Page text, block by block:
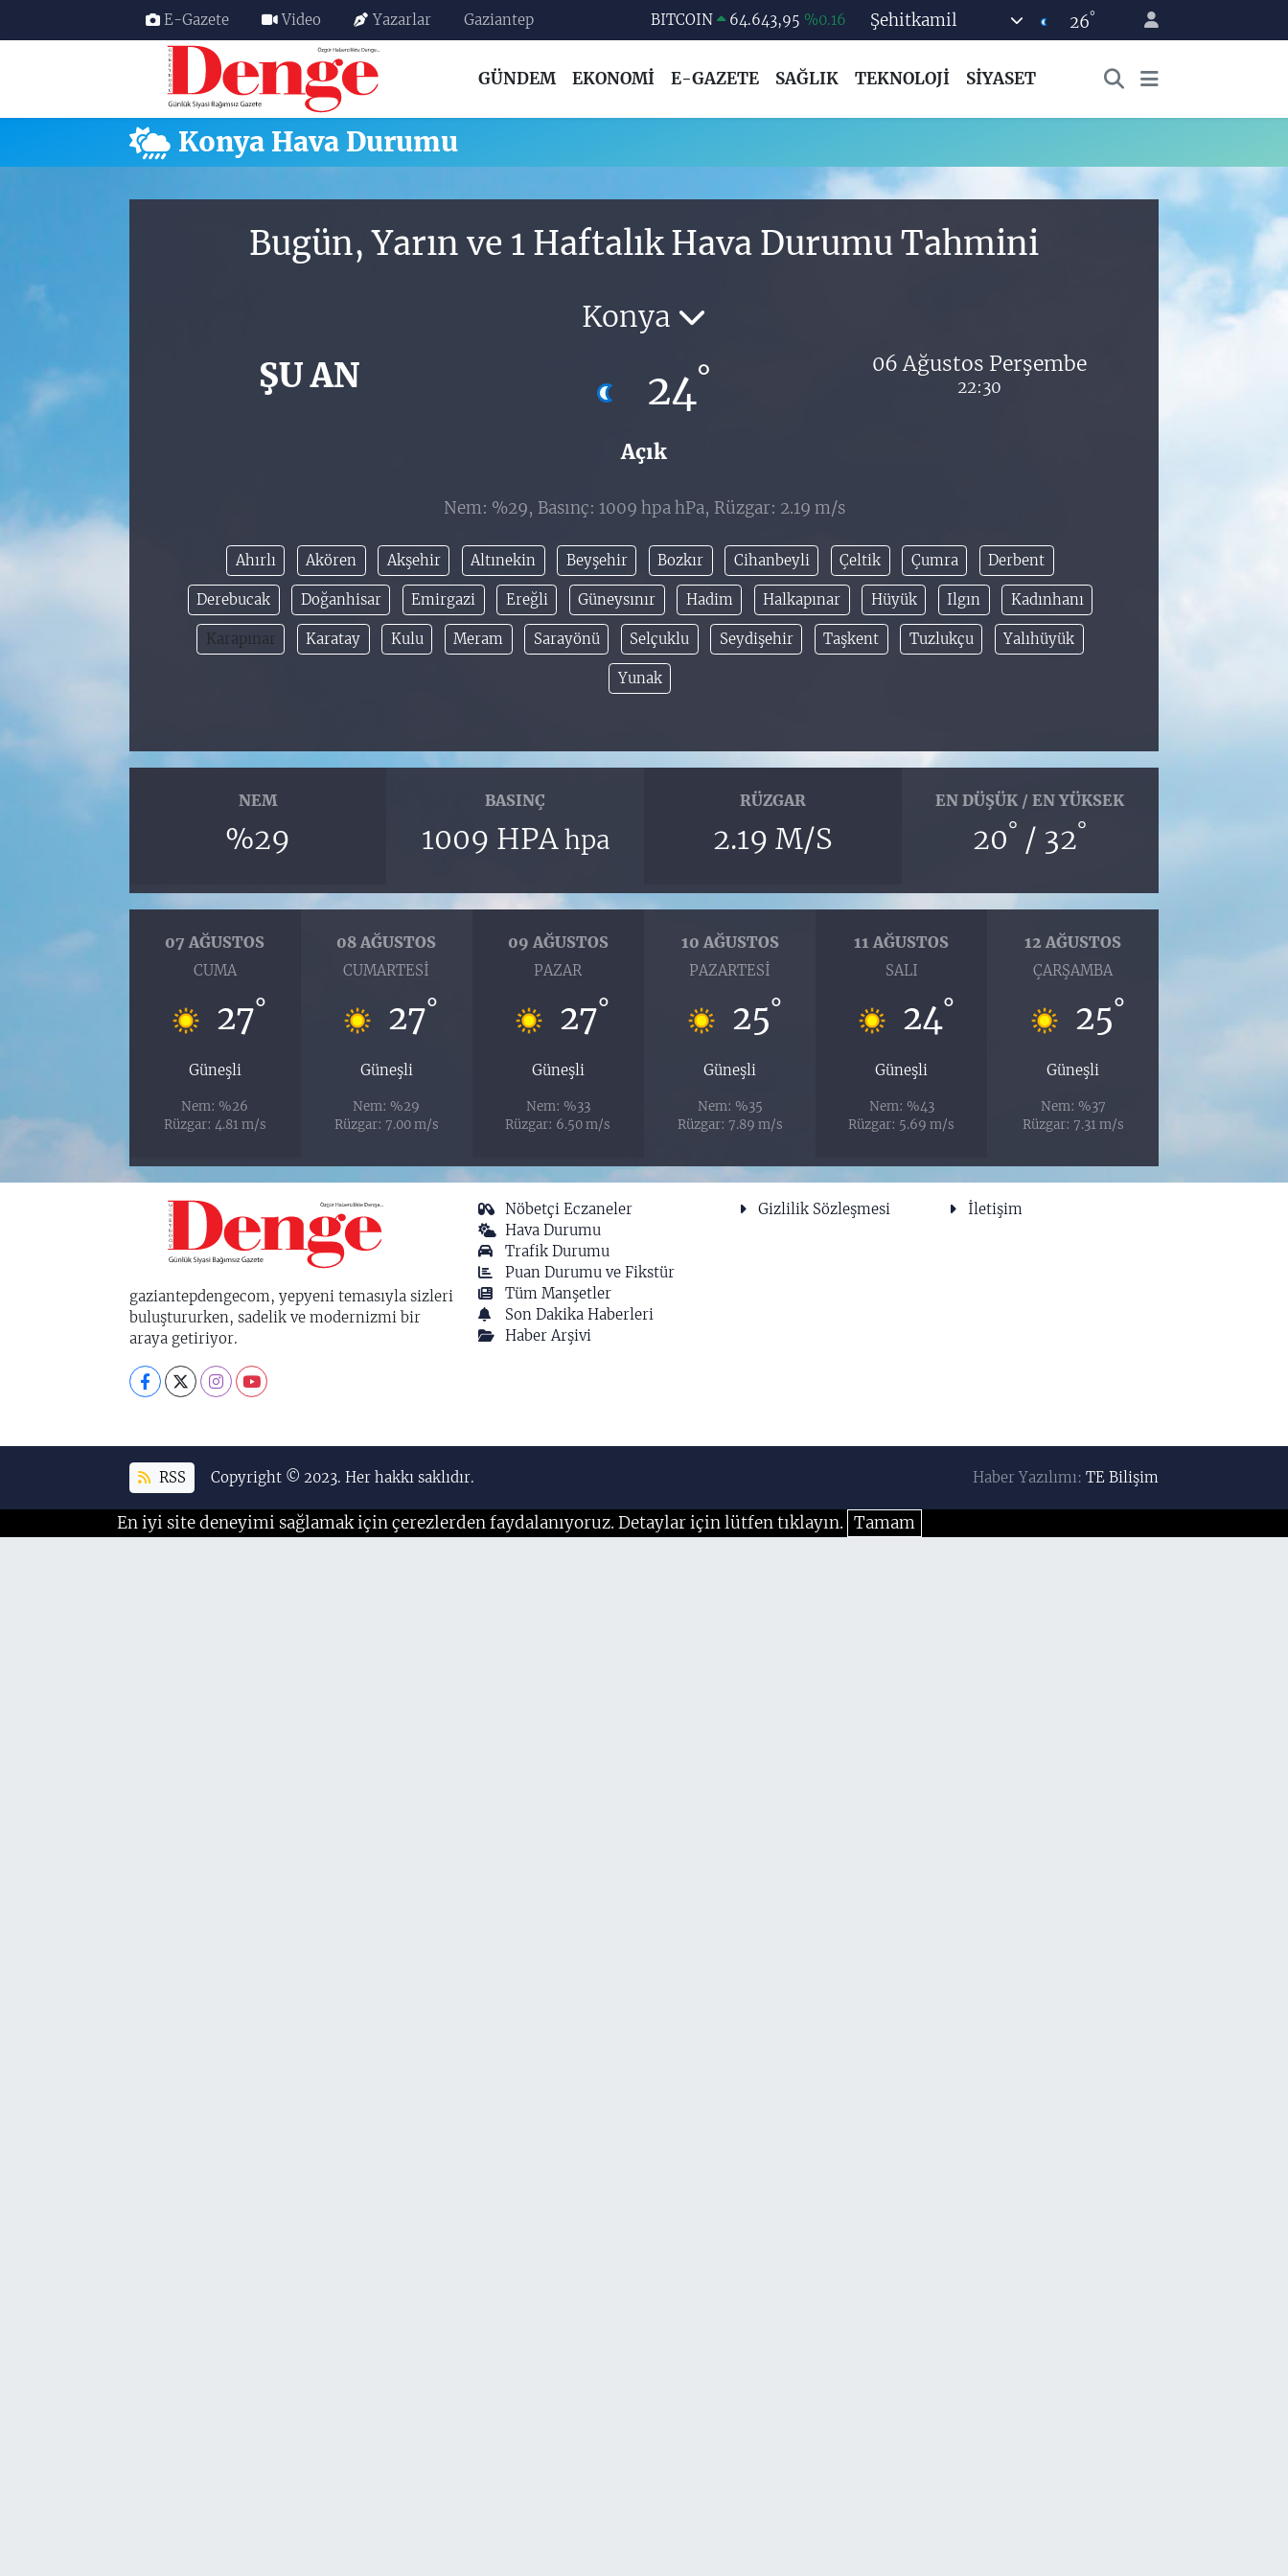
E-Gazete Video Yazarlar Gaziantep BITCOIN 64.643,95 %0.16
EURO
55,0406 %-0.08
STERLİN 64,2143 %0
13.799
Şehitkamil 26°
GÜNDEM EKONOMİ E-GAZETE SAĞLIK TEKNOLOJİ SİYASET
Konya Hava Durumu
Bugün, Yarın ve 1 Haftalık Hava Durumu Tahmini
ŞU AN
Konya
24°
Açık
06 Ağustos Perşembe
22:30
Nem: %29, Basınç: 1009 hpa hPa, Rüzgar: 2.19 m/s
Ahırlı Akören Akşehir Altınekin Beyşehir Bozkır Cihanbeyli Çeltik Çumra Derbent
Derebucak Doğanhisar Emirgazi Ereğli Güneysınır Hadim Halkapınar Hüyük Ilgın Kadınhanı
Karapınar Karatay Kulu Meram Sarayönü Selçuklu Seydişehir Taşkent Tuzlukçu Yalıhüyük
Yunak
NEM
%29
BASINÇ
1009 HPAhpa
RÜZGAR
2.19 M/S
EN DÜŞÜK / EN YÜKSEK
20° / 32°
07 AĞUSTOS
CUMA
27°
Güneşli
Nem: %26
Rüzgar: 4.81 m/s
08 AĞUSTOS
CUMARTESI
27°
Güneşli
Nem: %29
Rüzgar: 7.00 m/s
09 AĞUSTOS
PAZAR
27°
Güneşli
Nem: %33
Rüzgar: 6.50 m/s
10 AĞUSTOS
PAZARTESI
25°
Güneşli
Nem: %35
Rüzgar: 7.89 m/s
11 AĞUSTOS
SALI
24°
Güneşli
Nem: %43
Rüzgar: 5.69 m/s
12 AĞUSTOS
ÇARŞAMBA
25°
Güneşli
Nem: %37
Rüzgar: 7.31 m/s
gaziantepdengecom, yepyeni temasıyla sizleri
buluştururken, sadelik ve modernizmi bir
araya getiriyor.
Nöbetçi Eczaneler
Hava Durumu
Trafik Durumu
Puan Durumu ve Fikstür
Tüm Manşetler
Son Dakika Haberleri
Haber Arşivi
Gizlilik Sözleşmesi İletişim
RSS Copyright © 2023. Her hakkı saklıdır. Haber Yazılımı:TE Bilişim
En iyi site deneyimi sağlamak için çerezlerden faydalanıyoruz. Detaylar için lütfen tıklayın. Tamam
Nöbetçi Eczaneler
Hava Durumu
Trafik Durumu
Haber Arşivi